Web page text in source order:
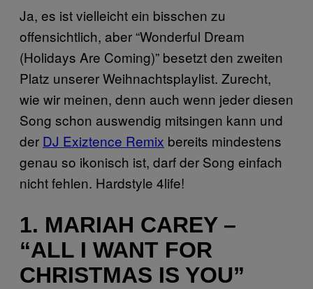
Ja, es ist vielleicht ein bisschen zu
offensichtlich, aber “Wonderful Dream
(Holidays Are Coming)” besetzt den zweiten
Platz unserer Weihnachtsplaylist. Zurecht,
wie wir meinen, denn auch wenn jeder diesen
Song schon auswendig mitsingen kann und
der DJ Exiztence Remix bereits mindestens
genau so ikonisch ist, darf der Song einfach
nicht fehlen. Hardstyle 4life!
1. MARIAH CAREY –
“ALL I WANT FOR
CHRISTMAS IS YOU”